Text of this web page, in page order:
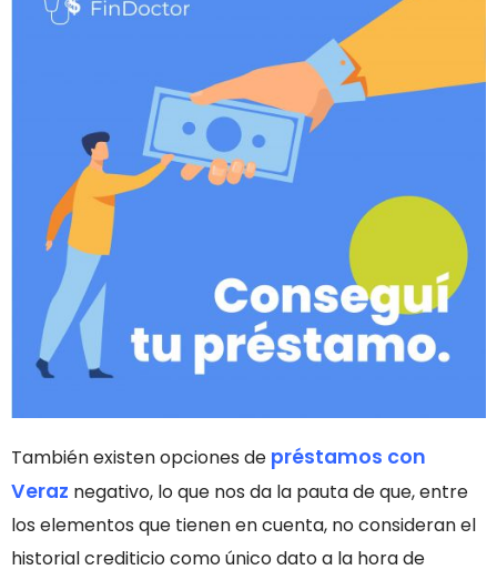
También existen opciones de préstamos con
Veraz negativo, lo que nos da la pauta de que, entre
los elementos que tienen en cuenta, no consideran el
historial crediticio como único dato a la hora de